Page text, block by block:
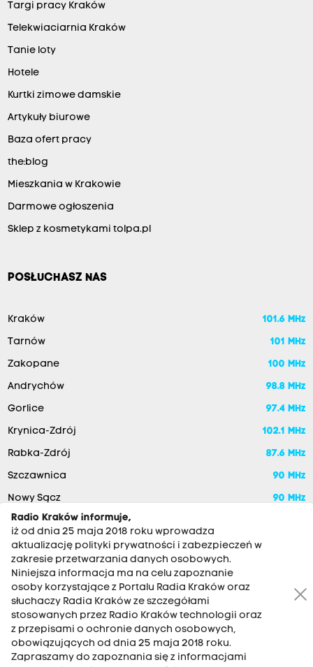
Targi pracy Kraków
Telekwiaciarnia Kraków
Tanie loty
Hotele
Kurtki zimowe damskie
Artykuły biurowe
Baza ofert pracy
the:blog
Mieszkania w Krakowie
Darmowe ogłoszenia
Sklep z kosmetykami tolpa.pl
POSŁUCHASZ NAS
Kraków 101.6 MHz
Tarnów 101 MHz
Zakopane 100 MHz
Andrychów 98.8 MHz
Gorlice 97.4 MHz
Krynica-Zdrój 102.1 MHz
Rabka-Zdrój 87.6 MHz
Szczawnica 90 MHz
Nowy Sącz 90 MHz
RADIO KRAKÓW SA. Aleja Juliusza Słowackiego 22, 30-007
Kraków
Antena: 12 200 33 33
Radio Kraków informuje,
iż od dnia 25 maja 2018 roku wprowadza
aktualizację polityki prywatności i zabezpieczeń w
zakresie przetwarzania danych osobowych.
Niniejsza informacja ma na celu zapoznanie
osoby korzystające z Portalu Radia Kraków oraz
słuchaczy Radia Kraków ze szczegółami
stosowanych przez Radio Kraków technologii oraz
z przepisami o ochronie danych osobowych,
obowiązujących od dnia 25 maja 2018 roku.
Zapraszamy do zapoznania się z informacjami